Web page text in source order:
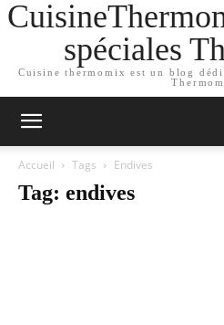
spéciales
Cuisine thermomix est un blog
Accueil Tags Endives
Tag: endives